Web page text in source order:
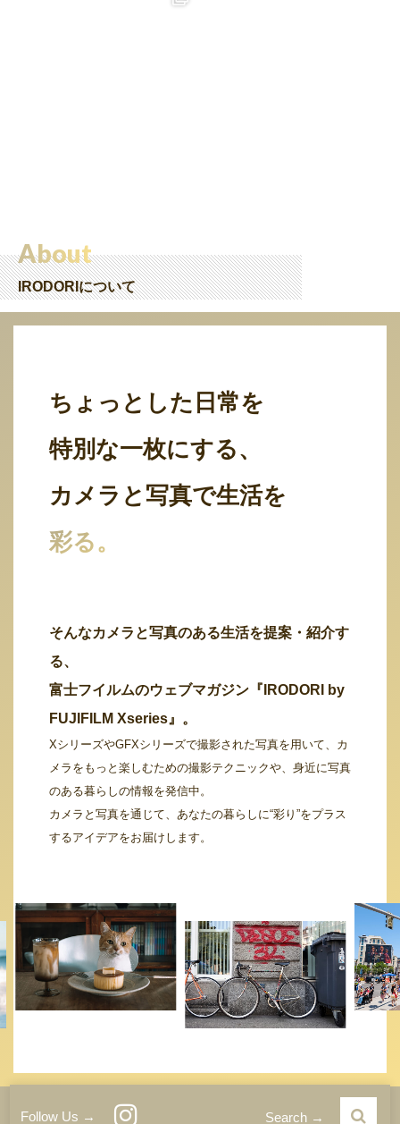
Follow Us → Search →
About
IRODORIについて
ちょっとした日常を
特別な一枚にする、
カメラと写真で生活を
彩る。
そんなカメラと写真のある生活を提案・紹介す
る、
富士フイルムのウェブマガジン『IRODORI by
FUJIFILM Xseries』。
XシリーズやGFXシリーズで撮影された写真を用いて、カ
メラをもっと楽しむための撮影テクニックや、身近に写真
のある暮らしの情報を発信中。
カメラと写真を通じて、あなたの暮らしに“彩り”をプラス
するアイデアをお届けします。
運営者情報 サイトご利用条件